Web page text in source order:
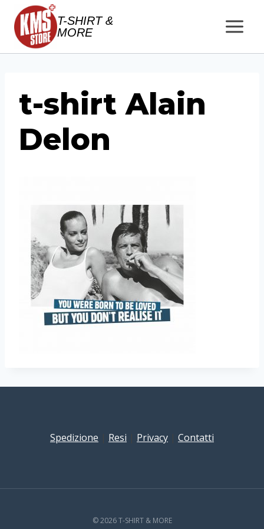
Salta
contenuto
T-SHIRT &
MORE
t-shirt Alain
Delon
Spedizione Resi Privacy Contatti
© 2026 T-SHIRT & MORE